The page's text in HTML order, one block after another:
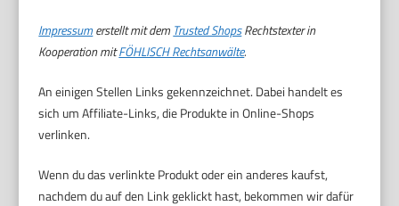
Impressumerstellt mit dem Trusted ShopsRechtstexter in
Kooperation mitFÖHLISCH Rechtsanwälte.
An einigen Stellen Links gekennzeichnet. Dabei handelt es
sich um Affiliate-Links, die Produkte in Online-Shops
verlinken.
Wenn du das verlinkte Produkt oder ein anderes kaufst,
nachdem du auf den Link geklickt hast, bekommen wir dafür